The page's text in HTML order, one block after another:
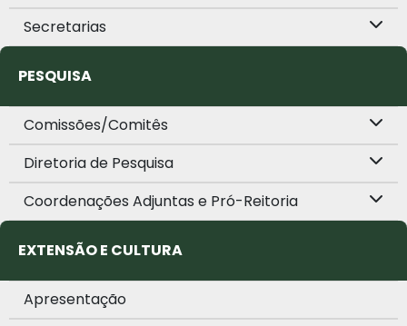
Secretarias
PESQUISA
Comissões/Comitês
Diretoria de Pesquisa
Coordenações Adjuntas e Pró-Reitoria
EXTENSÃO E CULTURA
Apresentação